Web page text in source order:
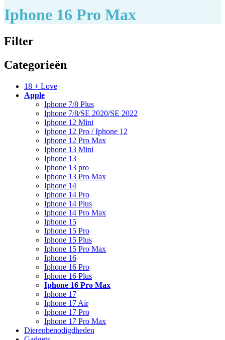
Iphone 16 Pro Max
Filter
Categorieën
18 + Love
Apple
Iphone 7/8 Plus
Iphone 7/8/SE 2020/SE 2022
Iphone 12 Mini
Iphone 12 Pro / Iphone 12
Iphone 12 Pro Max
Iphone 13 Mini
Iphone 13
Iphone 13 pro
Iphone 13 Pro Max
Iphone 14
Iphone 14 Pro
Iphone 14 Plus
Iphone 14 Pro Max
Iphone 15
Iphone 15 Pro
Iphone 15 Plus
Iphone 15 Pro Max
Iphone 16
Iphone 16 Pro
Iphone 16 Plus
Iphone 16 Pro Max
Iphone 17
Iphone 17 Air
Iphone 17 Pro
Iphone 17 Pro Max
Dierenbenodigdheden